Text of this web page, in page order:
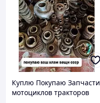
Куплю Покупаю Запчасти
мотоциклов тракторов